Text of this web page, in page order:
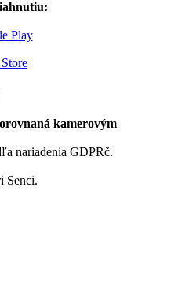
kamerovým
nariadenia GDPRč.
Senci.